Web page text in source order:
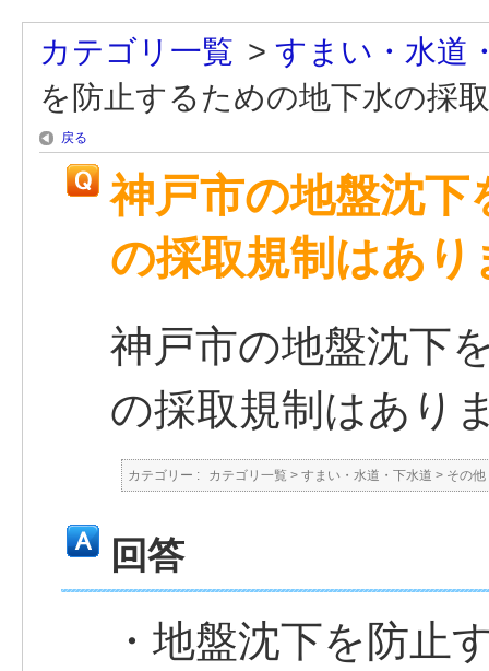
カテゴリ一覧 > すまい・水道
を防止するための地下水の採
戻る
神戸市の地盤沈
の採取規制はあり
神戸市の地盤沈下
の採取規制はあり
カテゴリー : カテゴリ一覧 > すまい・水道・下水道 > その他
回答
・地盤沈下を防止